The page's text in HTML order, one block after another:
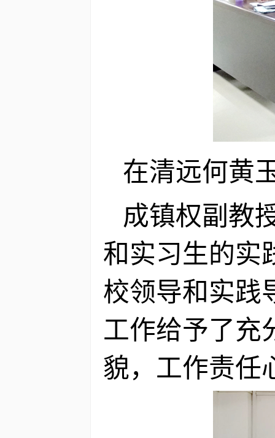
在清远何
成镇权副教
和实习生的实
校领导和实践
工作给予了充
貌，工作责任